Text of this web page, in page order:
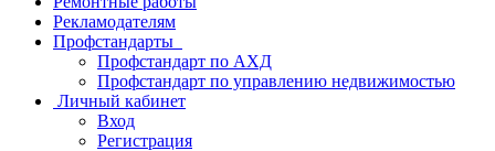
Рекламодателям
Профстандарты
Профстандарт по АХД
Профстандарт по управлению недвижимостью
Личный кабинет
Вход
Регистрация